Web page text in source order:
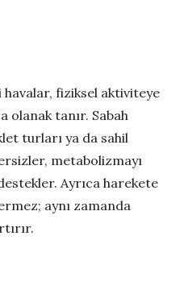
havalar, fiziksel aktiviteye
olanak tanır. Sabah
turları ya da sahil
metabolizmayı
Ayrıca harekete
aynı zamanda